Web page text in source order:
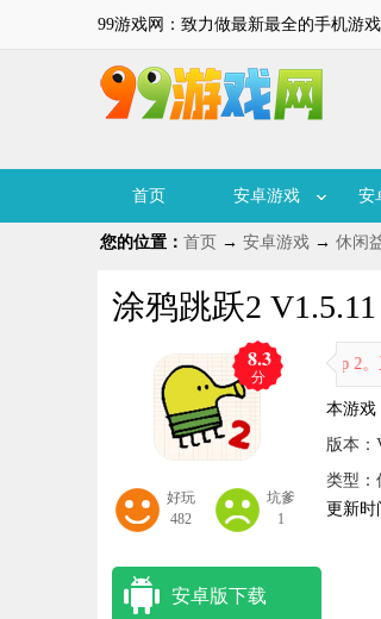
99游戏网：致力做最新最全的手机游戏
首页 安卓游戏 安
您的位置： 首页 → 安卓游戏 → 休闲
涂鸦跳跃2 V1.5.11
8.3
分
好玩
482
坑爹
1
关游戏，其英文名为Doodle Jump 2。正版游
本游戏
版本：
类型：
更新时
安卓版下载